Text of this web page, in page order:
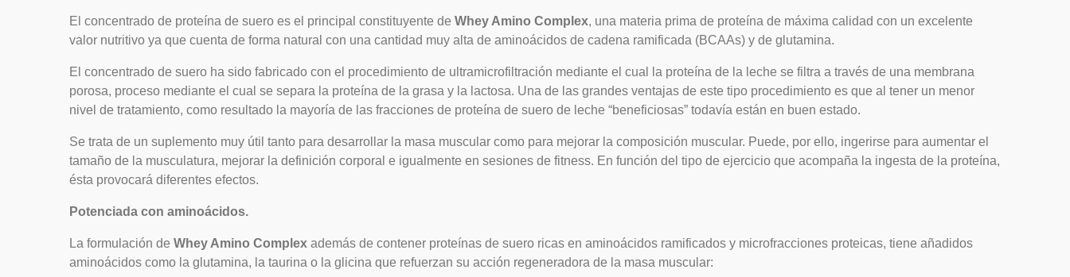
El concentrado de proteína de suero es el principal constituyente de Whey Amino Complex, una materia prima de proteína de máxima calidad con un excelente
valor nutritivo ya que cuenta de forma natural con una cantidad muy alta de aminoácidos de cadena ramificada (BCAAs) y de glutamina.
El concentrado de suero ha sido fabricado con el procedimiento de ultramicrofiltración mediante el cual la proteína de la leche se filtra a través de una membrana
porosa, proceso mediante el cual se separa la proteína de la grasa y la lactosa. Una de las grandes ventajas de este tipo procedimiento es que al tener un menor
nivel de tratamiento, como resultado la mayoría de las fracciones de proteína de suero de leche “beneficiosas” todavía están en buen estado.
Se trata de un suplemento muy útil tanto para desarrollar la masa muscular como para mejorar la composición muscular. Puede, por ello, ingerirse para aumentar el
tamaño de la musculatura, mejorar la definición corporal e igualmente en sesiones de fitness. En función del tipo de ejercicio que acompaña la ingesta de la proteína,
ésta provocará diferentes efectos.
Potenciada con aminoácidos.
La formulación de Whey Amino Complex además de contener proteínas de suero ricas en aminoácidos ramificados y microfracciones proteicas, tiene añadidos
aminoácidos como la glutamina, la taurina o la glicina que refuerzan su acción regeneradora de la masa muscular: